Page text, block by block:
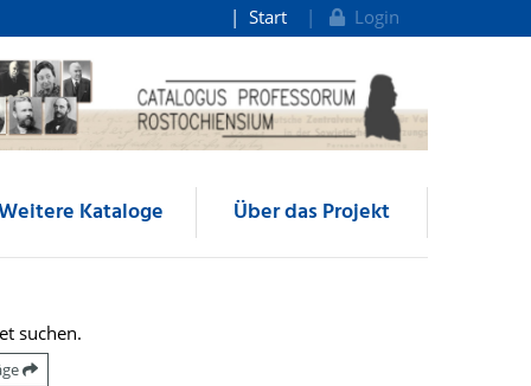
Start Login
Kataloge Über das Projekt
suchen.